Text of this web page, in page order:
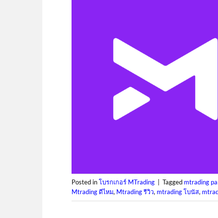
Posted inโบรกเกอร์ MTrading Tagged mtrading
Mtrading ดีไหม, Mtrading รีวิว, mtrading โบนัส,